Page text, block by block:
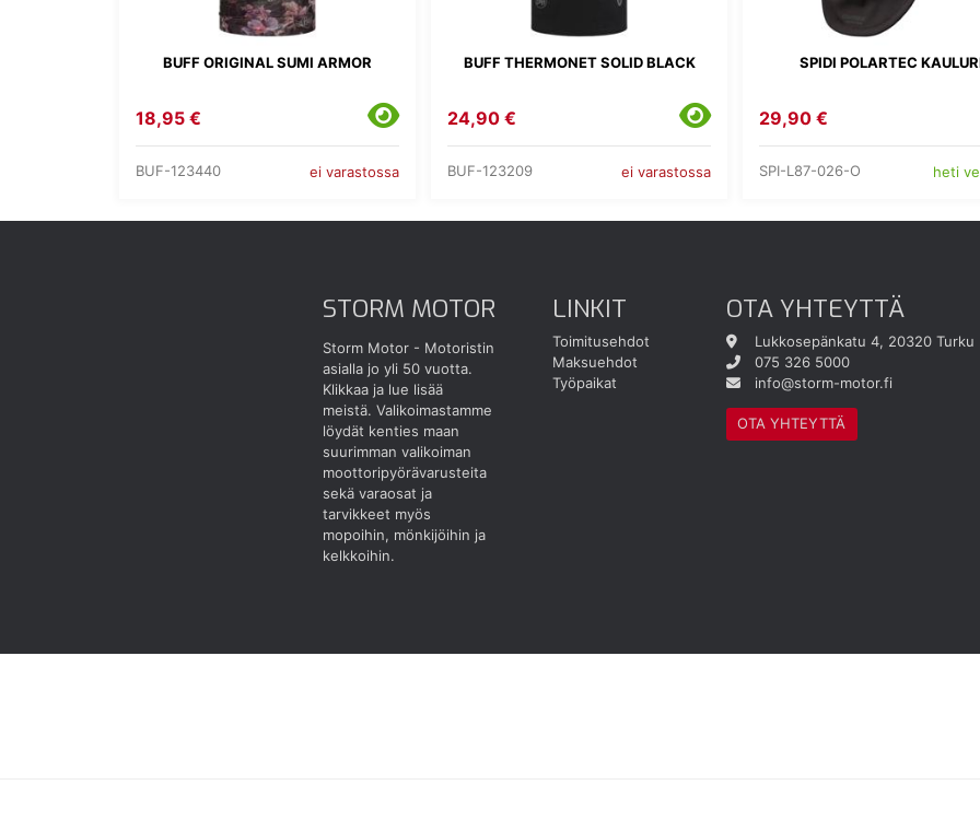
BUFF ORIGINAL SUMI ARMOR
18,95 €
BUF-123440 ei varastossa
BUFF THERMONET SOLID BLACK
24,90 €
BUF-123209 ei varastossa
SPIDI POLARTEC
29,90 €
SPI-L87-026-O heti
STORM MOTOR
Storm Motor - Motoristin
asialla jo yli 50 vuotta.
Klikkaa ja lue lisää
meistä. Valikoimastamme
löydät kenties maan
suurimman valikoiman
moottoripyörävarusteita
sekä varaosat ja
tarvikkeet myös
mopoihin, mönkijöihin ja
kelkkoihin.
LINKIT
Toimitusehdot
Maksuehdot
Työpaikat
OTA YHTEYTTÄ
Lukkosepänkatu 4, 20320 Turku
075 326 5000
info@storm-motor.fi
OTA YHTEYTTÄ